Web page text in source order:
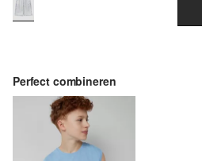
Perfect combineren